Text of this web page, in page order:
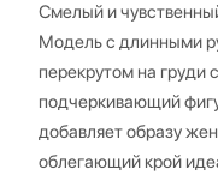
Смелый и
Модель с длинными
перекрутом на груди
подчеркивающий
добавляет образу
облегающий крой